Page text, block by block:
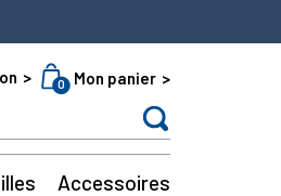
0 Mon panier
Accessoires